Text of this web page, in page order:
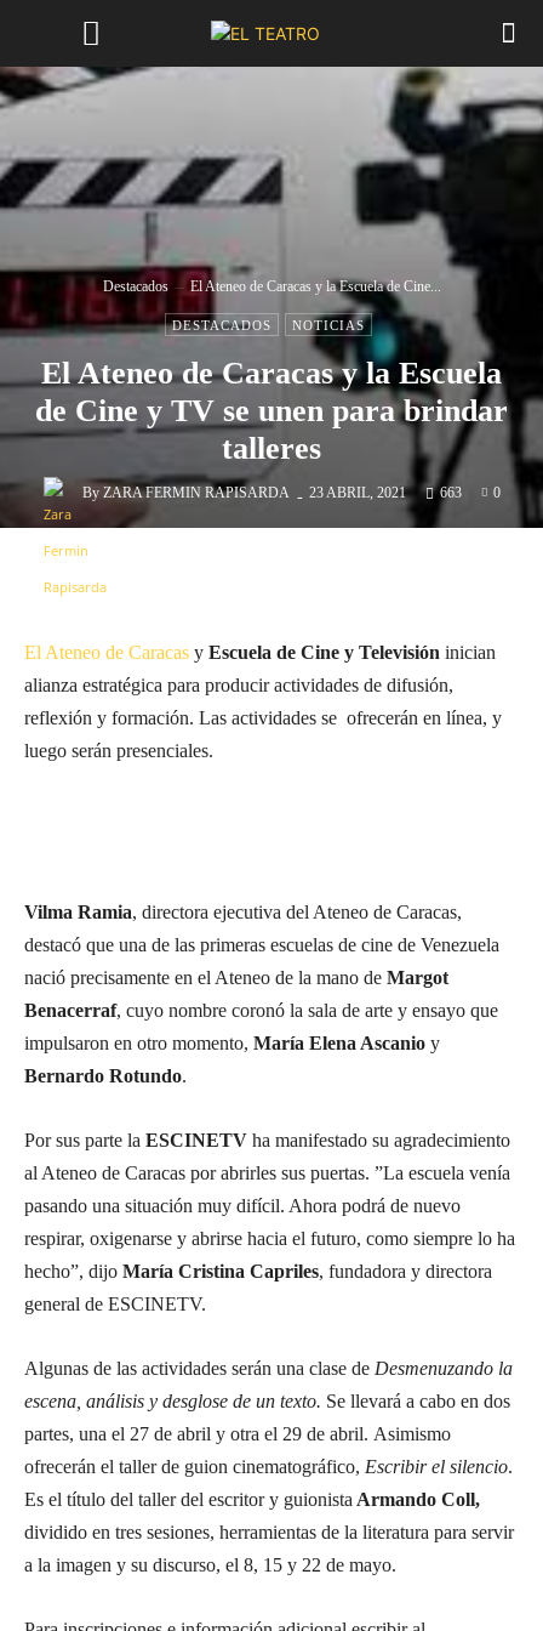
Destacados El Ateneo de Caracas y la Escuela de Cine...
DESTACADOS NOTICIAS
El Ateneo de Caracas y la Escuela
de Cine y TV se unen para brindar
talleres
By ZARA FERMIN RAPISARDA - 23 ABRIL, 2021 663 0
El Ateneo de Caracas y Escuela de Cine y Televisión inician
alianza estratégica para producir actividades de difusión,
reflexión y formación. Las actividades se ofrecerán en línea, y
luego serán presenciales.
Vilma Ramia, directora ejecutiva del Ateneo de Caracas,
destacó que una de las primeras escuelas de cine de Venezuela
nació precisamente en el Ateneo de la mano de Margot
Benacerraf, cuyo nombre coronó la sala de arte y ensayo que
impulsaron en otro momento, María Elena Ascanio y
Bernardo Rotundo.
Por sus parte la ESCINETV ha manifestado su agradecimiento
al Ateneo de Caracas por abrirles sus puertas. ”La escuela venía
pasando una situación muy difícil. Ahora podrá de nuevo
respirar, oxigenarse y abrirse hacia el futuro, como siempre lo ha
hecho”, dijo María Cristina Capriles, fundadora y directora
general de ESCINETV.
Algunas de las actividades serán una clase de Desmenuzando la
escena, análisis y desglose de un texto. Se llevará a cabo en dos
partes, una el 27 de abril y otra el 29 de abril. Asimismo
ofrecerán el taller de guion cinematográfico, Escribir el silencio.
Es el título del taller del escritor y guionista Armando Coll,
dividido en tres sesiones, herramientas de la literatura para servir
a la imagen y su discurso, el 8, 15 y 22 de mayo.